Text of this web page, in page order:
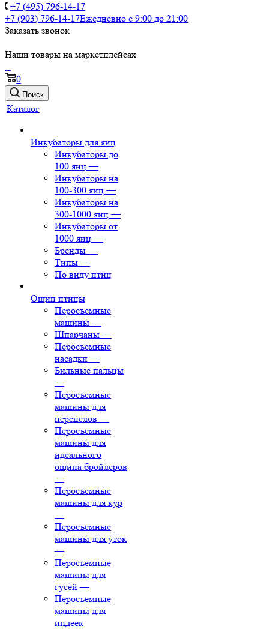
+7 (495) 796-14-17
+7 (903) 796-14-17Ежедневно с 9:00 до 21:00
Заказать звонок
Наши товары на маркетплейсах
0
Поиск
Каталог
Инкубаторы для яиц
Инкубаторы до
100 яиц —
Инкубаторы на
100-300 яиц —
Инкубаторы на
300-1000 яиц —
Инкубаторы от
1000 яиц —
Бренды —
Типы —
По виду птиц
Ощип птицы
Перосъемные
машины —
Шпарчаны —
Перосъемные
насадки —
Бильные пальцы
—
Перосъемные
машины для
перепелов —
Перосъемные
машины для
идеального
ощипа бройлеров
—
Перосъемные
машины для кур
—
Перосъемные
машины для уток
—
Перосъемные
машины для
гусей —
Перосъемные
машины для
индеек